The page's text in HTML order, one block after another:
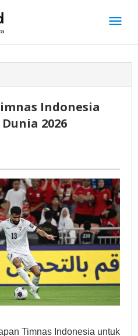
2026
Indonesia
2026
Timnas Indonesia untuk